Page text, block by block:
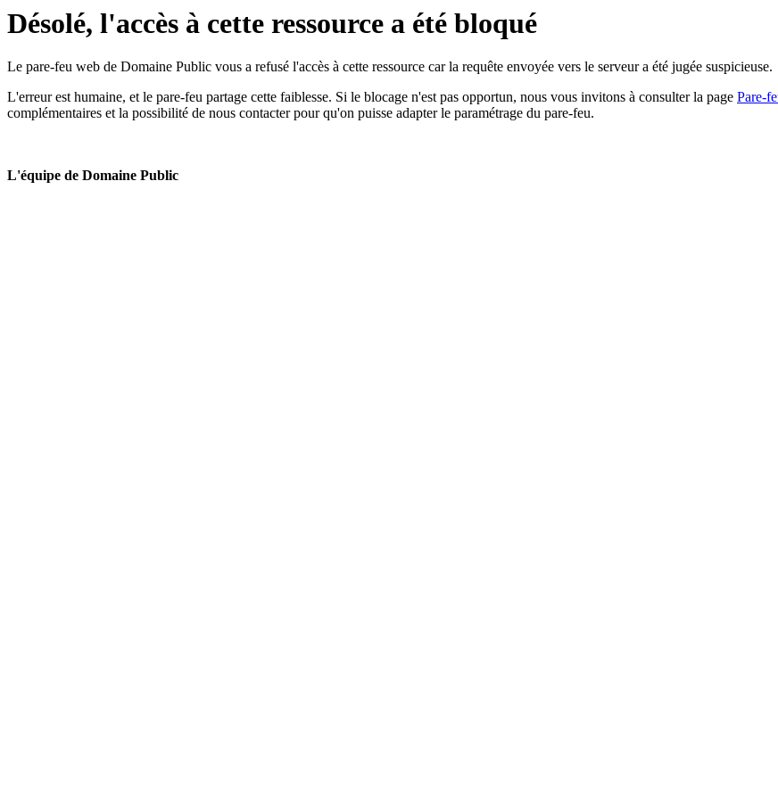
Désolé, l'accès à cette ressource a été bloqué
Le pare-feu web de Domaine Public vous a refusé l'accès à cette ressource car la requête envoyée vers le serveur a été jugée suspicieuse.
L'erreur est humaine, et le pare-feu partage cette faiblesse. Si le blocage n'est pas opportun, nous vous invitons à consulter la page Pare-
complémentaires et la possibilité de nous contacter pour qu'on puisse adapter le paramétrage du pare-feu.
L'équipe de Domaine Public